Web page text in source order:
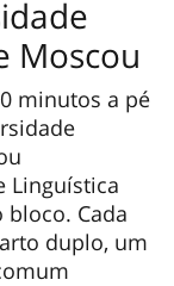
Moscou
minutos a pé
Linguística
Cada
duplo, um